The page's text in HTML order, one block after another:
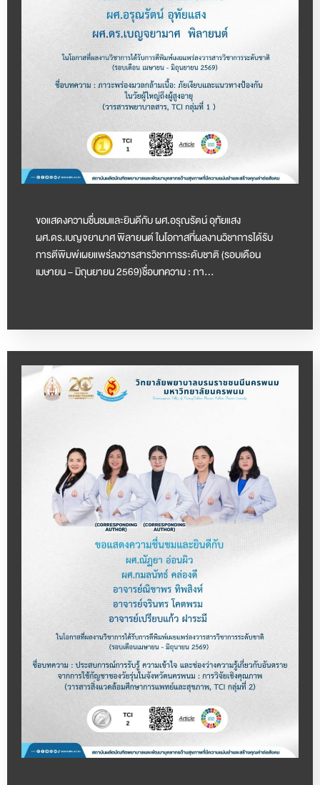
ขอแสดงความชื่นชมและยินดีกับ ผศ.อรุณรัตน์ อุทัยแสง
ผศ.ดร.เบญจยามาศ พิลายนต์ ในโอกาสที่ผลงานวิชาการได้รับ
การตีพิมพ์เผยแพร่ลงวารสารวิชาการระดับชาติ (รอบเดือน
เมษายน – มิถุนยายน 2569)ชื่อบทความ : ภา…